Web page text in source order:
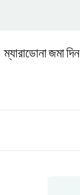
ম্যারাডোনা জমা দিন